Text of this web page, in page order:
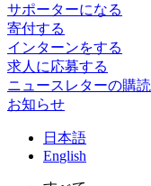
サポーターになる
寄付する
インターンをする
求人に応募する
ニュースレターの購読
お知らせ
日 本語
English